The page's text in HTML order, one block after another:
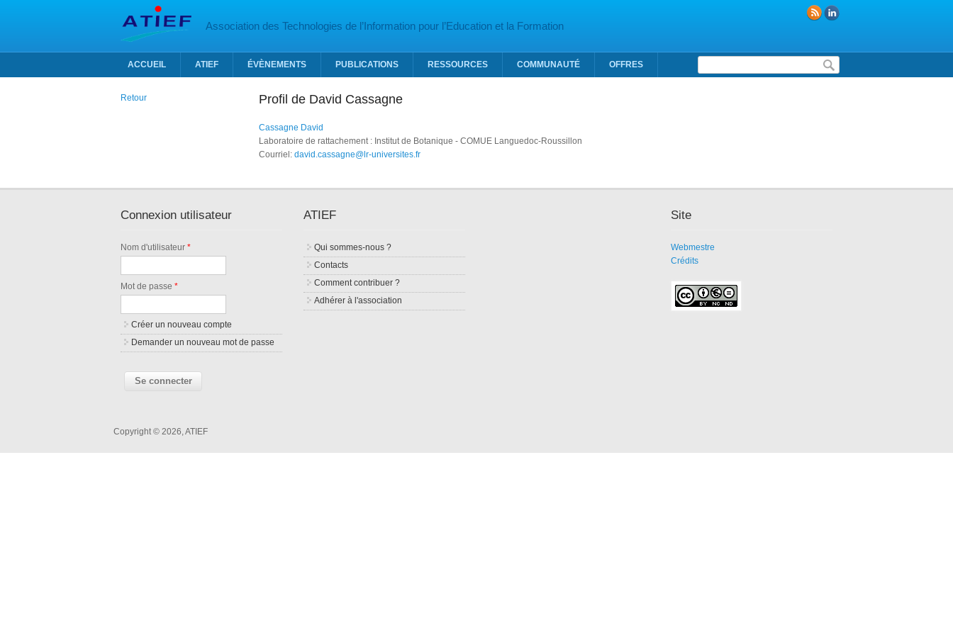
Association des Technologies de l’Information pour l’Education et la Formation
Formulaire de recherche
ACCUEIL ATIEF ÉVÈNEMENTS PUBLICATIONS RESSOURCES COMMUNAUTÉ OFFRES
Profil de David Cassagne
Cassagne David
Laboratoire de rattachement : Institut de Botanique - COMUE Languedoc-Roussillon
Courriel: david.cassagne@lr-universites.fr
Retour
Connexion utilisateur
Nom d'utilisateur*
Mot de passe*
Créer un nouveau compte
Demander un nouveau mot de passe
ATIEF
Qui sommes-nous ?
Contacts
Comment contribuer ?
Adhérer à l'association
Site
Webmestre
Crédits
Copyright © 2026, ATIEF